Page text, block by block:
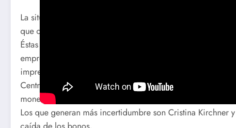
La situación es mala y lo venimos anticipando. Desde
que con esas ideas no íbamos a solucionar nada. Estaban
Éstas medidas que están aplicando en el tema de tratar de
empresas dejarán de dejan de importar bienes y van
imprevisibilidad que genera la incertidumbre y lo peor de
Central, hoy estamos sacando un informe donde
monetaria eso es inflación futura.
Los que generan más incertidumbre son Cristina